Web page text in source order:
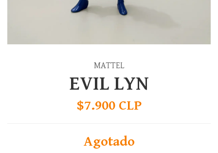
MATTEL
EVIL LYN
$7.900 CLP
Agotado